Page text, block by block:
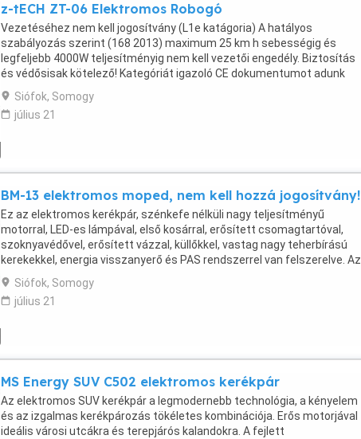
z-tECH ZT-06 Elektromos Robogó
Vezetéséhez nem kell jogosítvány (L1e katágoria) A hatályos
szabályozás szerint (168 2013) maximum 25 km h sebességig és
legfeljebb 4000W teljesítményig nem kell vezetői engedély. Biztosítás
és védősisak kötelező! Kategóriát igazoló CE dokumentumot adunk
hozzá!
Siófok, Somogy
július 21
BM-13 elektromos moped, nem kell hozzá jogosítvány!
Ez az elektromos kerékpár, szénkefe nélküli nagy teljesítményű
motorral, LED-es lámpával, első kosárral, erősített csomagtartóval,
szoknyavédővel, erősített vázzal, küllőkkel, vastag nagy teherbírású
kerekekkel, energia visszanyerő és PAS rendszerrel van felszerelve. Az
erős motorteleszkópoknak, masszív ...
Siófok, Somogy
július 21
MS Energy SUV C502 elektromos kerékpár
Az elektromos SUV kerékpár a legmodernebb technológia, a kényelem
és az izgalmas kerékpározás tökéletes kombinációja. Erős motorjával
ideális városi utcákra és terepjárós kalandokra. A fejlett